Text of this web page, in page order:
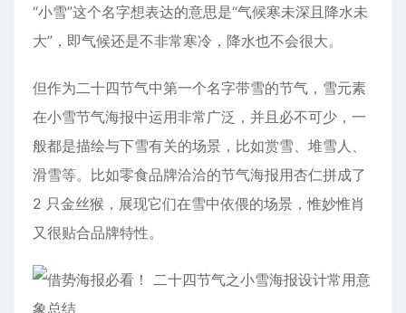
“小雪”这个名字想表达的意思是“气候寒未深且降水未
大”，即气候还是不非常寒冷，降水也不会很大。
但作为二十四节气中第一个名字带雪的节气，雪元素
在小雪节气海报中运用非常广泛，并且必不可少，一
般都是描绘与下雪有关的场景，比如赏雪、堆雪人、
滑雪等。比如零食品牌洽洽的节气海报用杏仁拼成了
2 只金丝猴，展现它们在雪中依偎的场景，惟妙惟肖
又很贴合品牌特性。